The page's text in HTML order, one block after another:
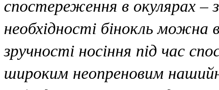
спостереження в окулярах –
необхідності бінокль
зручності носіння під час
широким неопреновим